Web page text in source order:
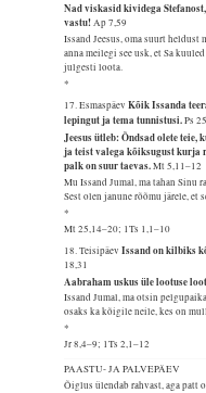
Nad viskasid kividega
vastu!Ap 7,59
Issand Jeesus, oma suurt heldust
anna meilegi see usk, et Sa
julgesti loota.
*
17. EsmaspäevKõik Issanda
lepingut ja tema tunnistusi.Ps
Jeesus ütleb: Õndsad olete
ja teist valega kõiksugust kurja
palk on suur taevas.Mt 5,11–12
Mu Issand Jumal, ma tahan Sinu
Sest olen janune rõõmu järele, et
*
Mt 25,14–20; 1Ts 1,1–10
18. TeisipäevIssand on kilbiks
18,31
Aabraham uskus üle lootuse
Issand Jumal, ma otsin
osaks ka kõigile neile, kes on
*
Jr 8,4–9; 1Ts 2,1–12
PAASTU- JA PALVEPÄEV
Õiglus ülendab rahvast, aga patt